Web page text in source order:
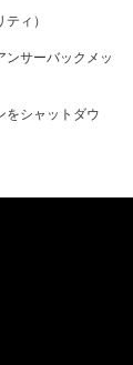
ィ）
ンサーバックメッ
をシャットダウ